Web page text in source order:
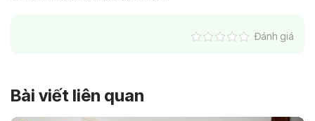
Đánh giá
Bài viết liên quan